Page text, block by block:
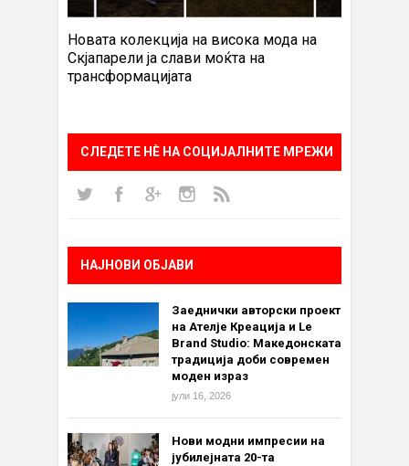
Новата колекција на висока мода на
Скјапарели ја слави моќта на
трансформацијата
СЛЕДЕТЕ НÈ НА СОЦИЈАЛНИТЕ МРЕЖИ
НАЈНОВИ ОБЈАВИ
Заеднички авторски проект
на Ателје Креација и Le
Brand Studio: Македонската
традиција доби современ
моден израз
јули 16, 2026
Нови модни импресии на
јубилејната 20-та